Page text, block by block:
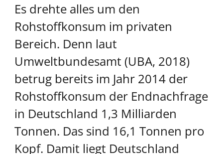
Es drehte alles um den
Rohstoffkonsum im privaten
Bereich. Denn laut
Umweltbundesamt (UBA, 2018)
betrug bereits im Jahr 2014 der
Rohstoffkonsum der Endnachfrage
in Deutschland 1,3 Milliarden
Tonnen. Das sind 16,1 Tonnen pro
Kopf. Damit liegt Deutschland